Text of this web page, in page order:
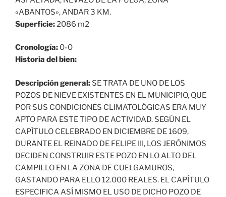
«ABANTOS», ANDAR 3 KM.
Superficie: 2086 m2
Cronología: 0-0
Historia del bien:
Descripción general: SE TRATA DE UNO DE LOS
POZOS DE NIEVE EXISTENTES EN EL MUNICIPIO, QUE
POR SUS CONDICIONES CLIMATOLÓGICAS ERA MUY
APTO PARA ESTE TIPO DE ACTIVIDAD. SEGÚN EL
CAPÍTULO CELEBRADO EN DICIEMBRE DE 1609,
DURANTE EL REINADO DE FELIPE III, LOS JERÓNIMOS
DECIDEN CONSTRUIR ESTE POZO EN LO ALTO DEL
CAMPILLO EN LA ZONA DE CUELGAMUROS,
GASTANDO PARA ELLO 12.000 REALES. EL CAPÍTULO
ESPECIFICA ASÍ MISMO EL USO DE DICHO POZO DE